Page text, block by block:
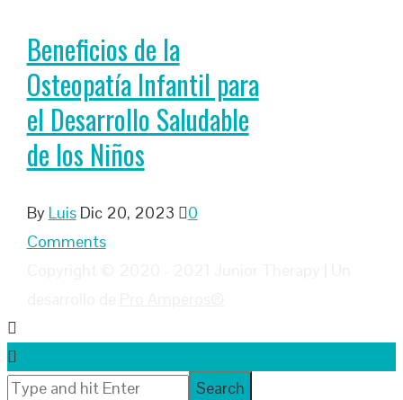
Beneficios de la
Osteopatía Infantil para
el Desarrollo Saludable
de los Niños
By Luis Dic 20, 2023
0
Comments